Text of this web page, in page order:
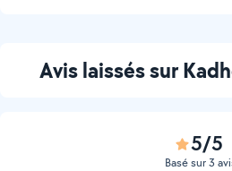
Avis laissés sur
5/5
Basé sur 3